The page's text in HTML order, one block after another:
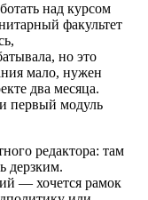
над курсом
факультет
но это
мало, нужен
два месяца.
первый модуль
редактора: там
дерзким.
— хочется рамок